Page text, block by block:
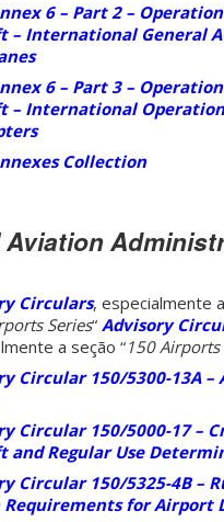
6 – Part 2 –
– International General
6 – Part 3 –
– International
Collection
Aviation
Circulars, especialmente
Series“ Advisory
a seção “150 Airports
Circular 150/5300-13A –
Circular 150/5000-17 –
and Regular Use
Circular 150/5325-4B –
Requirements for Airport